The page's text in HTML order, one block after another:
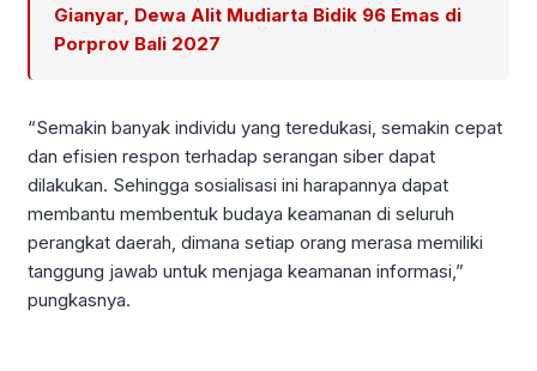
Gianyar, Dewa Alit Mudiarta Bidik 96 Emas di
Porprov Bali 2027
“Semakin banyak individu yang teredukasi, semakin cepat
dan efisien respon terhadap serangan siber dapat
dilakukan. Sehingga sosialisasi ini harapannya dapat
membantu membentuk budaya keamanan di seluruh
perangkat daerah, dimana setiap orang merasa memiliki
tanggung jawab untuk menjaga keamanan informasi,”
pungkasnya.